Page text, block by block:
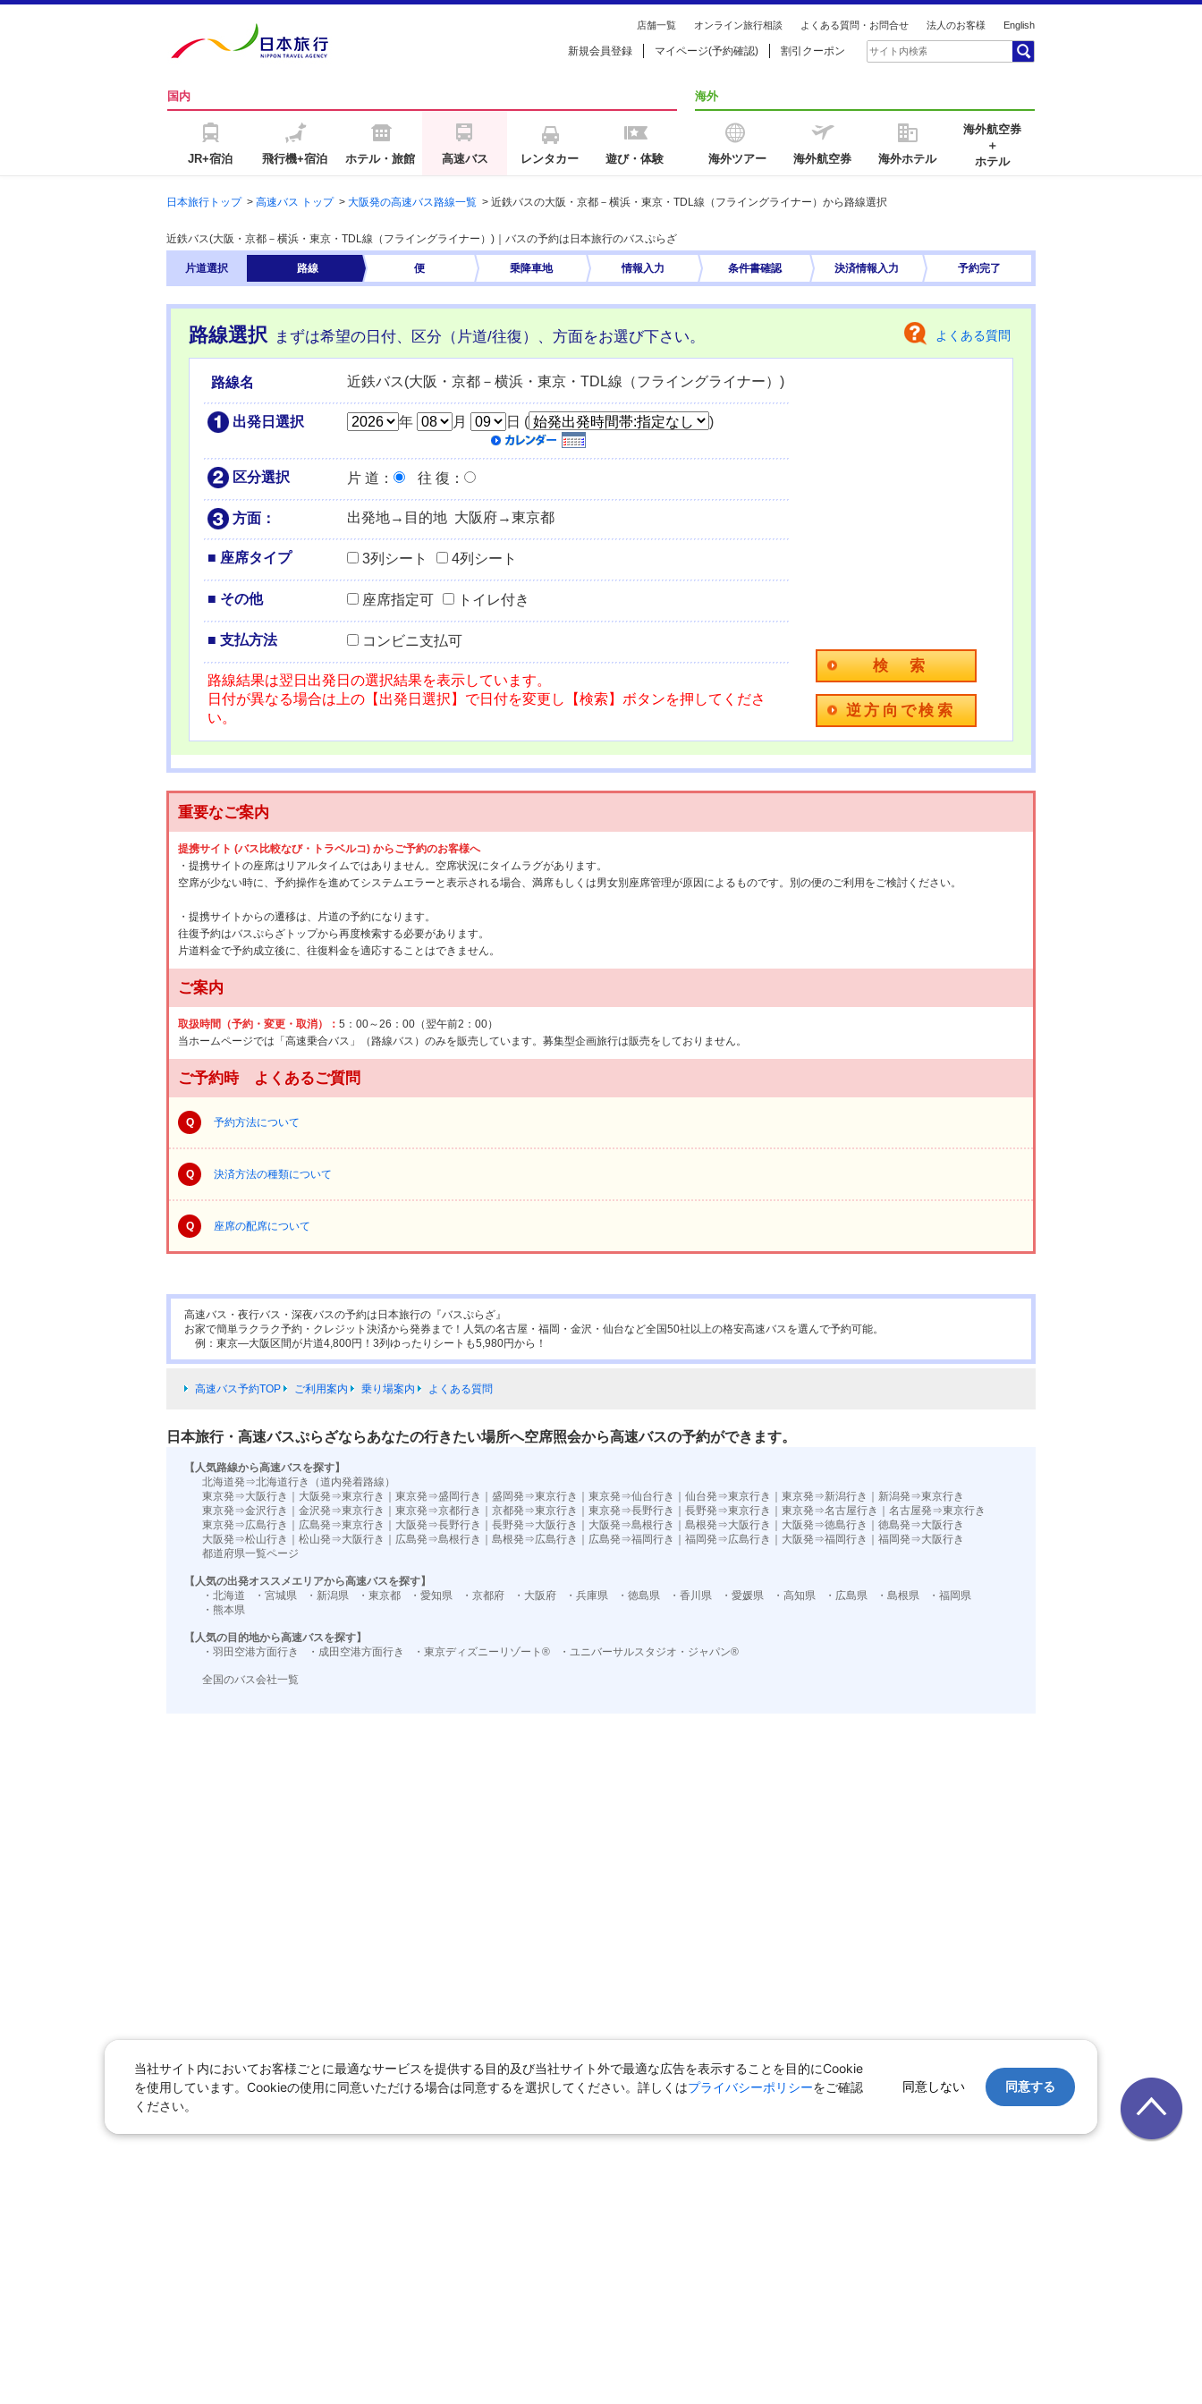
店舗一覧 オンライン旅行相談 よくある質問・お問合せ 法人のお客様 English
新規会員登録 マイページ(予約確認) 割引クーポン
国内
JR+宿泊 飛行機+宿泊 ホテル・旅館 高速バス レンタカー 遊び・体験
海外
海外ツアー 海外航空券 海外ホテル
海外航空券
＋
ホテル
日本旅行トップ> 高速バス トップ> 大阪発の高速バス路線一覧 > 近鉄バスの大阪・京都－横浜・東京・TDL線（フライングライナー）から路線選択
近鉄バス(大阪・京都－横浜・東京・TDL線（フライングライナー）)｜バスの予約は日本旅行のバスぷらざ
片道選択 路線 便 乗降車地 情報入力 条件書確認 決済情報入力 予約完了
路線選択 まずは希望の日付、区分（片道/往復）、方面をお選び下さい。 よくある質問
路線名 近鉄バス(大阪・京都－横浜・東京・TDL線（フライングライナー）)
出発日選択 年 月 日 ( )
区分選択 片 道 ： 往 復 ：
方面： 出発地→目的地 大阪府→東京都
■ 座席タイプ 3列シート 4列シート
■ その他 座席指定可 トイレ付き
■ 支払方法 コンビニ支払可
路線結果は翌日出発日の選択結果を表示しています。
日付が異なる場合は上の【出発日選択】で日付を変更し【検索】ボタンを押してくださ
い。
重要なご案内
提携サイト (バス比較なび・トラベルコ) からご予約のお客様へ
・提携サイトの座席はリアルタイムではありません。空席状況にタイムラグがあります。
空席が少ない時に、予約操作を進めてシステムエラーと表示される場合、満席もしくは男女別座席管理が原因によるものです。別の便のご利用をご検討ください。
・提携サイトからの遷移は、片道の予約になります。
往復予約はバスぷらざトップから再度検索する必要があります。
片道料金で予約成立後に、往復料金を適応することはできません。
ご案内
取扱時間（予約・変更・取消）： 5：00～26：00（翌午前2：00）
当ホームページでは「高速乗合バス」（路線バス）のみを販売しています。募集型企画旅行は販売をしておりません。
ご予約時 よくあるご質問
Q 予約方法について
Q 決済方法の種類について
Q 座席の配席について
高速バス・夜行バス・深夜バスの予約は日本旅行の『バスぷらざ』
お家で簡単ラクラク予約・クレジット決済から発券まで！人気の名古屋・福岡・金沢・仙台など全国50社以上の格安高速バスを選んで予約可能。
例：東京―大阪区間が片道4,800円！3列ゆったりシートも5,980円から！
高速バス予約TOP ご利用案内 乗り場案内 よくある質問
日本旅行・高速バスぷらざならあなたの行きたい場所へ空席照会から高速バスの予約ができます。
【人気路線から高速バスを探す】
北海道発⇒北海道行き（道内発着路線）
東京発⇒大阪行き
大阪発⇒東京行き 東京発⇒盛岡行き 盛岡発⇒東京行き 東京発⇒仙台行き 仙台発⇒東京行き 東京発⇒新潟行き
新潟発⇒東京行き
東京発⇒金沢行き
金沢発⇒東京行き 東京発⇒京都行き 京都発⇒東京行き 東京発⇒長野行き 長野発⇒東京行き 東京発⇒名古屋行き
名古屋発⇒東京行き
東京発⇒広島行き
広島発⇒東京行き 大阪発⇒長野行き 長野発⇒大阪行き 大阪発⇒島根行き 島根発⇒大阪行き 大阪発⇒徳島行き
徳島発⇒大阪行き
大阪発⇒松山行き
松山発⇒大阪行き 広島発⇒島根行き 島根発⇒広島行き 広島発⇒福岡行き 福岡発⇒広島行き 大阪発⇒福岡行き｜ 福岡発⇒大阪行き
都道府県一覧ページ
【人気の出発オススメエリアから高速バスを探す】
・北海道
・宮城県 ・新潟県 ・東京都 ・愛知県 ・京都府 ・大阪府 ・兵庫県 ・徳島県 ・香川県 ・愛媛県 ・高知県 ・広島県 ・島根県
・福岡県
・熊本県
【人気の目的地から高速バスを探す】
・羽田空港方面行き
・成田空港方面行き ・東京ディズニーリゾート® ・ユニバーサルスタジオ・ジャパン®
全国のバス会社一覧
当社サイト内においてお客様ごとに最適なサービスを提供する目的及び当社サイト外で最適な広告を表示することを目的にCookie
を使用しています。Cookieの使用に同意いただける場合は同意するを選択してください。詳しくはプライバシーポリシーをご確認
ください。
同意しない 同意する